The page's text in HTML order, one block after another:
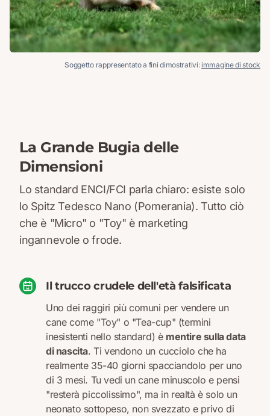
Soggetto rappresentato a fini dimostrativi: immagine di stock
La Grande Bugia delle
Dimensioni
Lo standard ENCI/FCI parla chiaro: esiste solo
lo Spitz Tedesco Nano (Pomerania). Tutto ciò
che è "Micro" o "Toy" è marketing
ingannevole o frode.
Il trucco crudele dell'età falsificata
Uno dei raggiri più comuni per vendere un
cane come "Toy" o "Tea-cup" (termini
inesistenti nello standard) è mentire sulla data
di nascita. Ti vendono un cucciolo che ha
realmente 35-40 giorni spacciandolo per uno
di 3 mesi. Tu vedi un cane minuscolo e pensi
"resterà piccolissimo", ma in realtà è solo un
neonato sottopeso, non svezzato e privo di